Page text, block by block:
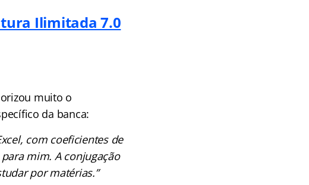
Ilimitada 7.0
muito o
da banca:
com coeficientes de
mim. A conjugação
por matérias.”